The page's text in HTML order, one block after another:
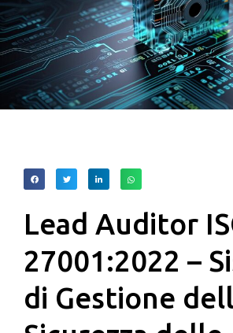
Lead Auditor
27001:2022 –
di Gestione